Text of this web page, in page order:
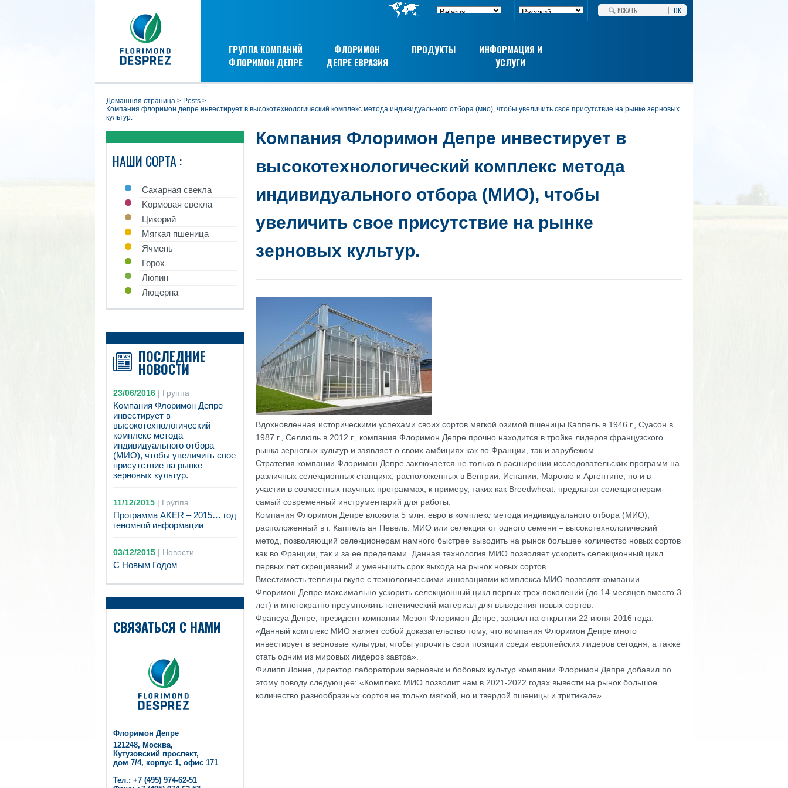
OK
ГРУППА КОМПАНИЙ
ФЛОРИМОН ДЕПРЕ
ФЛОРИМОН
ДЕПРЕ ЕВРАЗИЯ
ПРОДУКТЫ
ИНФОРМАЦИЯ И
УСЛУГИ
домашняя страница > posts >
компания флоримон депре инвестирует в высокотехнологический комплекс метода индивидуального отбора (мио), чтобы увеличить свое присутствие на рынке зерновых
культур.
НАШИ СОРТА :
Cахарная свекла
Kормовая свекла
Цикорий
Mягкая пшеница
Ячмень
Горох
Люпин
Люцерна
ПОСЛЕДНИЕ
НОВОСТИ
23/06/2016| Группа
Компания Флоримон Депре
инвестирует в
высокотехнологический
комплекс метода
индивидуального отбора
(МИО), чтобы увеличить свое
присутствие на рынке
зерновых культур.
11/12/2015| Группа
Программа AKER – 2015… год
геномной информации
03/12/2015| Новости
С Новым Годом
СВЯЗАТЬСЯ С НАМИ
Флоримон Депре
121248, Москва,
Кутузовский проспект,
дом 7/4, корпус 1, офис 171
Тел.: +7 (495) 974-62-51
Компания Флоримон Депре инвестирует в
высокотехнологический комплекс метода
индивидуального отбора (МИО), чтобы
увеличить свое присутствие на рынке
зерновых культур.
Вдохновленная историческими успехами своих сортов мягкой озимой пшеницы Каппель в 1946 г., Суасон в
1987 г., Селлюль в 2012 г., компания Флоримон Депре прочно находится в тройке лидеров французского
рынка зерновых культур и заявляет о своих амбициях как во Франции, так и зарубежом.
Стратегия компании Флоримон Депре заключается не только в расширении исследовательских программ на
различных селекционных станциях, расположенных в Венгрии, Испании, Марокко и Аргентине, но и в
участии в совместных научных программах, к примеру, таких как Breedwheat, предлагая селекционерам
самый современный инструментарий для работы.
Компания Флоримон Депре вложила 5 млн. евро в комплекс метода индивидуального отбора (МИО),
расположенный в г. Каппель ан Певель. МИО или селекция от одного семени – высокотехнологический
метод, позволяющий селекционерам намного быстрее выводить на рынок большее количество новых сортов
как во Франции, так и за ее пределами. Данная технология МИО позволяет ускорить селекционный цикл
первых лет скрещиваний и уменьшить срок выхода на рынок новых сортов.
Вместимость теплицы вкупе с технологическими инновациями комплекса МИО позволят компании
Флоримон Депре максимально ускорить селекционный цикл первых трех поколений (до 14 месяцев вместо 3
лет) и многократно преумножить генетический материал для выведения новых сортов.
Франсуа Депре, президент компании Мезон Флоримон Депре, заявил на открытии 22 июня 2016 года:
«Данный комплекс МИО являет собой доказательство тому, что компания Флоримон Депре много
инвестирует в зерновые культуры, чтобы упрочить свои позиции среди европейских лидеров сегодня, а также
стать одним из мировых лидеров завтра».
Филипп Лонне, директор лаборатории зерновых и бобовых культур компании Флоримон Депре добавил по
этому поводу следующее: «Комплекс МИО позволит нам в 2021-2022 годах вывести на рынок большое
количество разнообразных сортов не только мягкой, но и твердой пшеницы и тритикале».